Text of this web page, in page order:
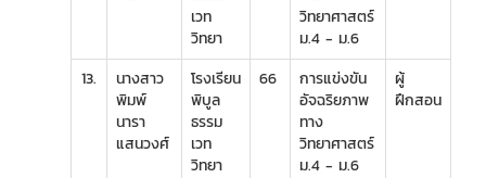
เวท
วิทยา
วิทยาศาสตร์
ม.4 - ม.6
13.
นางสาว
พิมพ์
นารา
แสนวงศ์
โรงเรียน
พิบูล
ธรรม
เวท
วิทยา
66
การแข่งขัน
อัจฉริยภาพ
ทาง
วิทยาศาสตร์
ม.4 - ม.6
ผู้
ฝึกสอน